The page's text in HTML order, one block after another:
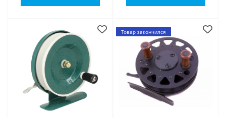
Товар закончился